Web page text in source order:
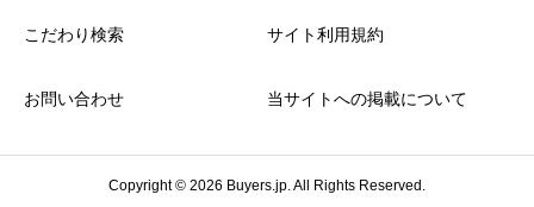
アクセスの良さ 必須
星の数をお選びください  
こだわり検索 サイト利用規約
お問い合わせ 当サイトへの掲載について
Copyright © 2026 Buyers.jp. All Rights Reserved.